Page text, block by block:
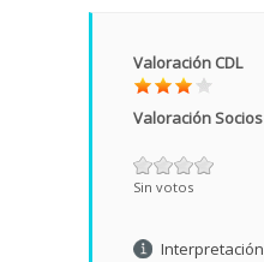
Valoración CDL
Valoración Socios
Sin votos
Interpretación